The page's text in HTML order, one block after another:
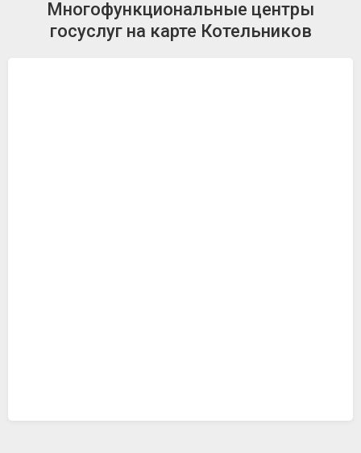
Многофункциональные центры
госуслуг на карте Котельников